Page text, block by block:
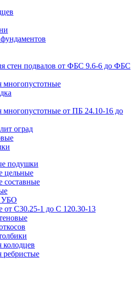
стен подвалов от ФБС 9.6-6 до ФБС
от ПБ 24.10-16 до
оград
подушки
цельные
составные
УБО
от С30.25-1 до С 120.30-13